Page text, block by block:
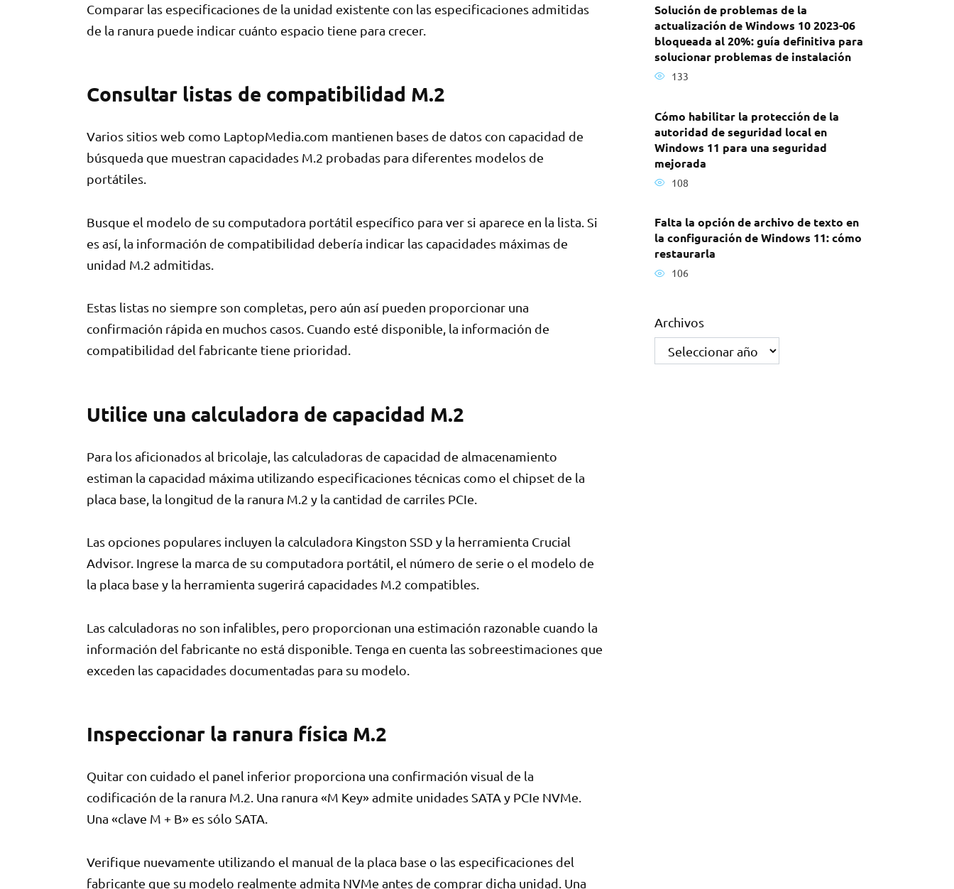
Comparar las especificaciones de la unidad existente con las especificaciones admitidas
de la ranura puede indicar cuánto espacio tiene para crecer.
Consultar listas de compatibilidad M.2
Varios sitios web como LaptopMedia.com mantienen bases de datos con capacidad de
búsqueda que muestran capacidades M.2 probadas para diferentes modelos de
portátiles.
Busque el modelo de su computadora portátil específico para ver si aparece en la lista. Si
es así, la información de compatibilidad debería indicar las capacidades máximas de
unidad M.2 admitidas.
Estas listas no siempre son completas, pero aún así pueden proporcionar una
confirmación rápida en muchos casos. Cuando esté disponible, la información de
compatibilidad del fabricante tiene prioridad.
Utilice una calculadora de capacidad M.2
Para los aficionados al bricolaje, las calculadoras de capacidad de almacenamiento
estiman la capacidad máxima utilizando especificaciones técnicas como el chipset de la
placa base, la longitud de la ranura M.2 y la cantidad de carriles PCIe.
Las opciones populares incluyen la calculadora Kingston SSD y la herramienta Crucial
Advisor. Ingrese la marca de su computadora portátil, el número de serie o el modelo de
la placa base y la herramienta sugerirá capacidades M.2 compatibles.
Las calculadoras no son infalibles, pero proporcionan una estimación razonable cuando la
información del fabricante no está disponible. Tenga en cuenta las sobreestimaciones que
exceden las capacidades documentadas para su modelo.
Inspeccionar la ranura física M.2
Quitar con cuidado el panel inferior proporciona una confirmación visual de la
codificación de la ranura M.2. Una ranura «M Key» admite unidades SATA y PCIe NVMe.
Una «clave M + B» es sólo SATA.
Verifique nuevamente utilizando el manual de la placa base o las especificaciones del
fabricante que su modelo realmente admita NVMe antes de comprar dicha unidad. Una
Solución de problemas de la
actualización de Windows 10 2023-06
bloqueada al 20%: guía definitiva para
solucionar problemas de instalación
133
Cómo habilitar la protección de la
autoridad de seguridad local en
Windows 11 para una seguridad
mejorada
108
Falta la opción de archivo de texto en
la configuración de Windows 11: cómo
restaurarla
106
Archivos